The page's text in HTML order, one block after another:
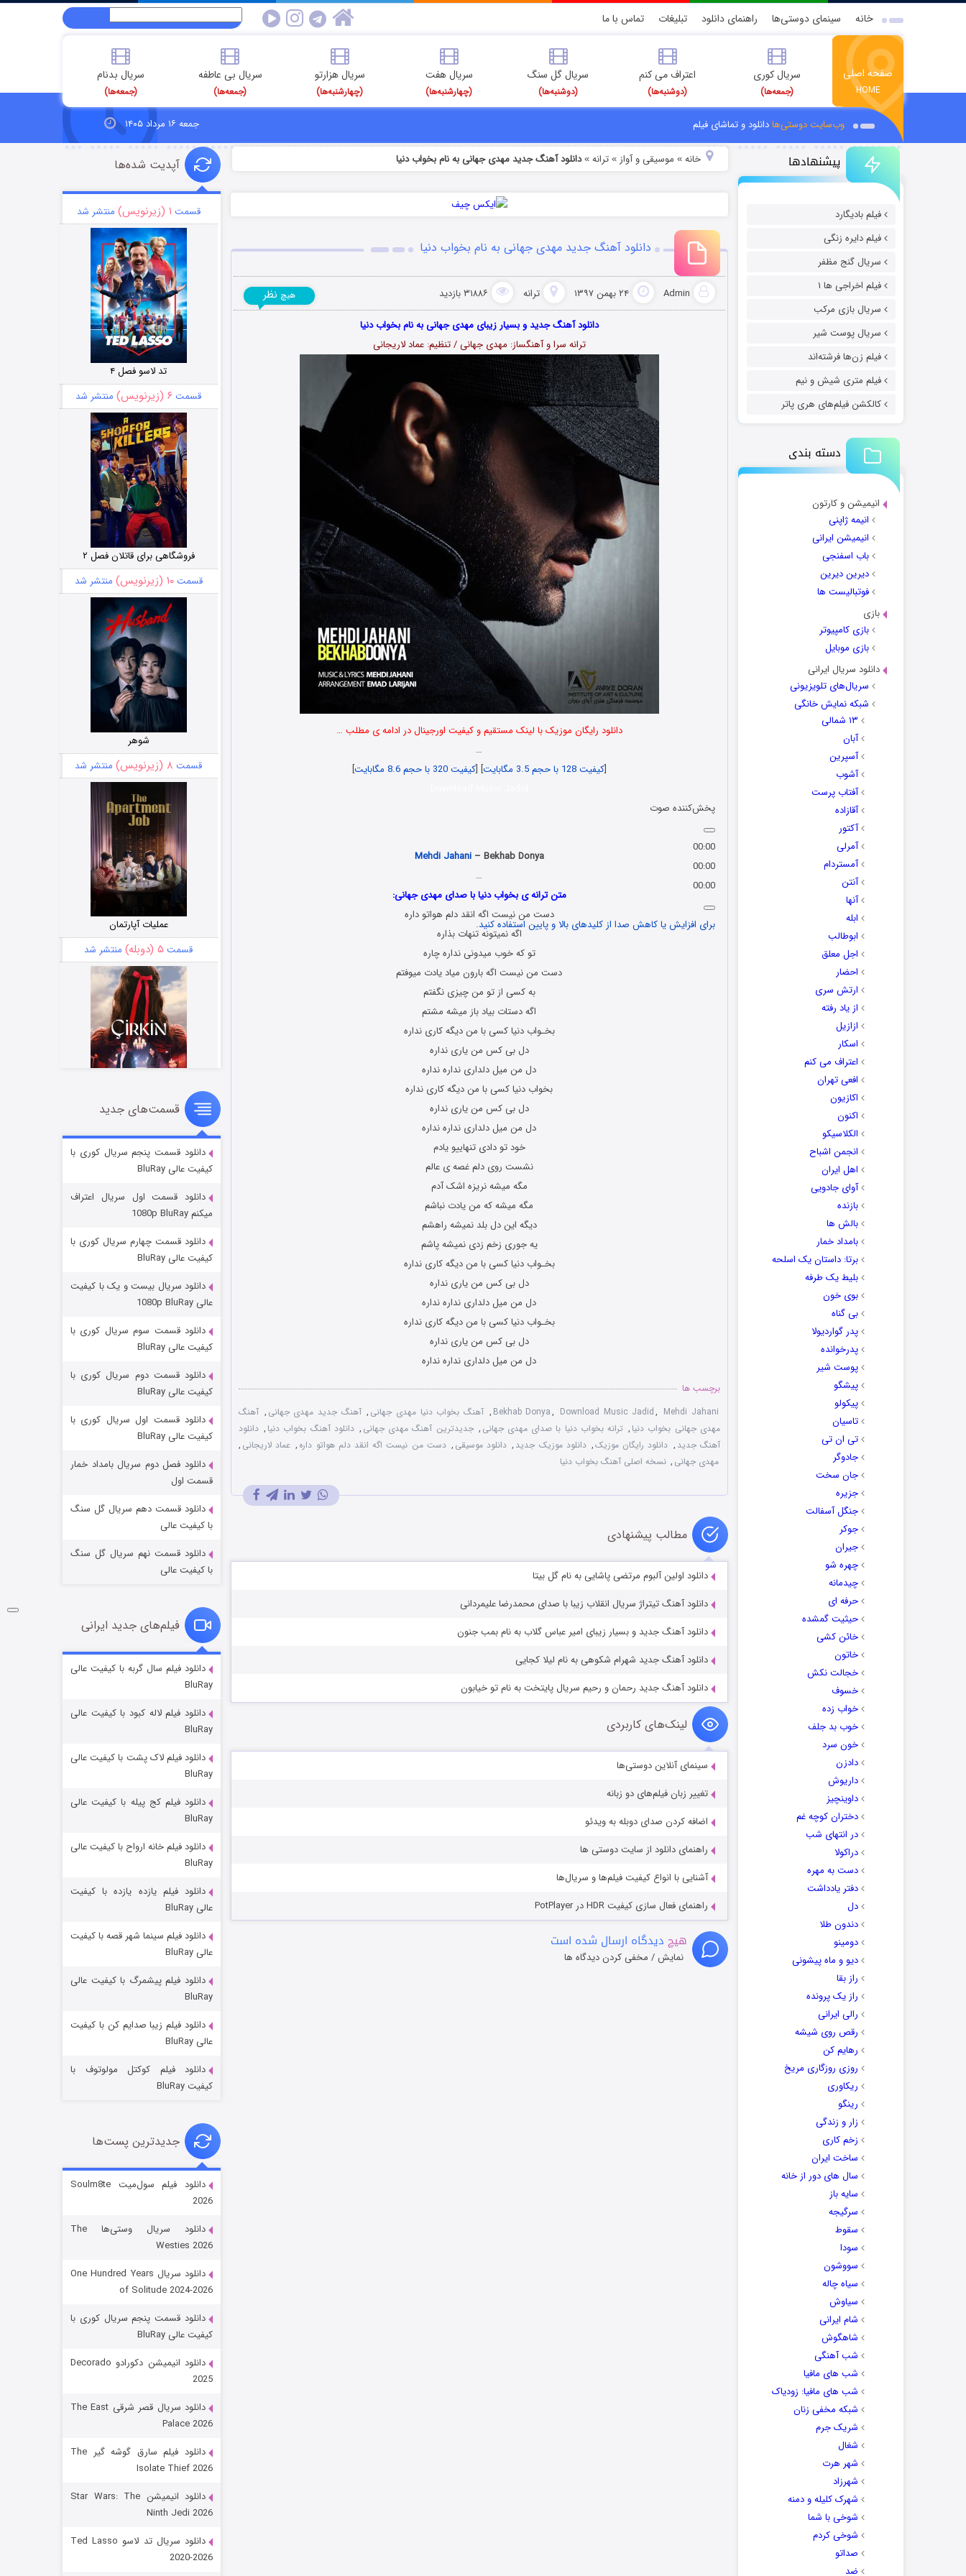
خانه سینمای دوستی‌ها راهنمای دانلود تبلیغات تماس با ما
صفحه اصلی
HOME
سریال کوری
(جمعه‌ها)
اعتراف می کنم
(دوشنبه‌ها)
سریال گل سنگ
(دوشنبه‌ها)
سریال هفت
(چهارشنبه‌ها)
سریال هزارتو
(چهارشنبه‌ها)
سریال بی عاطفه
(جمعه‌ها)
سریال بدنام
(جمعه‌ها)
وب‌سایت دوستی‌هادانلود و تماشای فیلم جمعه ۱۶ مرداد ۱۴۰۵
پیشنهادها
فیلم بادیگارد
فیلم دایره زنگی
سریال گنج مظفر
فیلم اخراجی ها ۱
سریال بازی مرکب
سریال پوست شیر
فیلم زن‌ها فرشته‌اند
فیلم متری شیش و نیم
کالکشن فیلم‌های هری پاتر
دسته بندی
انیمیشن و کارتون
انیمه ژاپنی
انیمیشن ایرانی
باب اسفنجی
دیرین دیرین
فوتبالیست ها
بازی
بازی کامپیوتر
بازی موبایل
دانلود سریال ایرانی
سریال‌های تلویزیونی
شبکه نمایش خانگی
۱۳ شمالی
آبان
آسپرین
آشوب
آفتاب پرست
آقازاده
آکتور
آمرلی
آمستردام
آنتن
آنها
ابله
ابوطالب
اجل معلق
احضار
ارتش سری
از یاد رفته
ازازیل
اسکار
اعتراف می کنم
افعی تهران
اکازیون
اکنون
الکلاسیکو
انجمن اشباح
اهل ایران
آوای جادویی
بازنده
بالش ها
بامداد خمار
برتا: داستان یک اسلحه
بلیط یک‌‌ طرفه
بوی خون
بی گناه
پدر گواردیولا
پدرخوانده
پوست شیر
پیشگو
پیکولو
تاسیان
تی ان تی
جادوگر
جان سخت
جزیره
جنگل آسفالت
جوکر
جیران
چهره شو
چیدمانه
حرفه ای
حیثیت گمشده
خائن کشی
خاتون
خجالت نکش
خسوف
خواب زده
خوب بد جلف
خون سرد
دادزن
داریوش
داوینچیز
دختران کوچه غم
در انتهای شب
دراکولا
دست به مهره
دفتر یادداشت
دل
دندون طلا
دومینو
دیو و ماه پیشونی
راز بقا
راز یک پرونده
رالی ایرانی
رقص روی شیشه
رهایم کن
روزی روزگاری مریخ
ریکاوری
رینگو
زار و زندگی
زخم کاری
ساخت ایران
سال های دور از خانه
سایه باز
سرگیجه
سقوط
سودا
سووشون
سیاه چاله
سیاوش
شام ایرانی
شاهگوش
شب آهنگی
شب های مافیا
شب های مافیا: زودیاک
شبکه مخفی زنان
شریک جرم
شغال
شهر هرت
شهرزاد
شهرک کلیله و دمنه
شوخی با شما
شوخی کردم
صداتو
ضد
خانه» موسیقی و آواز » ترانه»دانلود آهنگ جدید مهدی جهانی به نام بخواب دنیا
دانلود آهنگ جدید مهدی جهانی به نام بخواب دنیا
Admin ۲۴ بهمن ۱۳۹۷ ترانه ۳۱۸۸۶ بازدید هیچ نظر
دانلود آهنگ جدید و بسیار زیبای مهدی جهانی به نام بخواب دنیا
ترانه سرا و آهنگساز: مهدی جهانی / تنظیم: عماد لاریجانی
دانلود رایگان موزیک با لینک مستقیم و کیفیت اورجینال در ادامه ی مطلب …
…
[کیفیت 128 با حجم 3.5 مگابایت ] [کیفیت 320 با حجم 8.6 مگابایت
]
پخش‌کننده صوت
00:00
00:00
00:00
برای افزایش یا کاهش صدا از کلیدهای بالا و پایین استفاده کنید.
Mehdi Jahani– Bekhab Donya
…
متن ترانه ی بخواب دنیا با صدای مهدی جهانی:
دست من نیست اگه انقد دلم هواتو داره
اگه نمیتونه تنهات بذاره
تو که خوب میدونی نداره چاره
دست من نیست اگه بارون میاد یادت میوفتم
به کسی از تو من چیزی نگفتم
اگه دستات بیاد باز میشه مشتم
بخـواب دنیا کسی با من دیگه کاری نداره
دل بی کس من یاری نداره
دل من میل دلداری نداره نداره
بخواب دنیا کسی با من دیگه کاری نداره
دل بی کس من یاری نداره
دل من میل دلداری نداره نداره
خود تو دادی تنهاییو یادم
نشست روی دلم غصه ی عالم
مگه میشه نریزه اشک آدم
مگه میشه که من یادت نباشم
دیگه این دل بلد نمیشه راهشم
یه جوری زخم زدی نمیشه پاشم
بخـواب دنیا کسی با من دیگه کاری نداره
دل بی کس من یاری نداره
دل من میل دلداری نداره نداره
بخـواب دنیا کسی با من دیگه کاری نداره
دل بی کس من یاری نداره
دل من میل دلداری نداره نداره
برچسب ها
Bekhab Donya, Download Music Jadid, Mehdi Jahani
, آهنگ بخواب دنیا مهدی جهانی , آهنگ جدید مهدی جهانی , آهنگ
مهدی جهانی بخواب دنیا , ترانه بخواب دنیا با صدای مهدی جهانی , جدیدترین آهنگ مهدی جهانی , دانلود آهنگ بخواب دنیا , دانلود
آهنگ جدید , دانلود رایگان موزیک, دانلود موزیک جدید , دانلود موسیقی , دست من نیست اگه انقد دلم هواتو داره , عماد لاریجانی ,
مهدی جهانی , نسخه اصلی آهنگ بخواب دنیا
مطالب پیشنهادی
دانلود اولین آلبوم مرتضی پاشایی به نام گل بیتا
دانلود آهنگ تیتراژ سریال انقلاب زیبا با صدای محمدرضا علیمردانی
دانلود آهنگ جدید و بسیار زیبای امیر عباس گلاب به نام بمب جنون
دانلود آهنگ جدید شهرام شکوهی به نام لیلا کجایی
دانلود آهنگ جدید رحمان و رحیم سریال پایتخت به نام تو خیابون
لینک‌های کاربردی
سینمای آنلاین دوستی‌ها
تغییر زبان فیلم‌های دو زبانه
اضافه کردن صدای دوبله به ویدئو
راهنمای دانلود از سایت دوستی ها
آشنایی با انواع کیفیت فیلم‌ها و سریال‌ها
راهنمای فعال سازی کیفیت HDR در PotPlayer
هیچ دیدگاه ارسال شده است
نمایش / مخفی کردن دیدگاه ها
آپدیت شده‌ها
قسمت ۱ (زیرنویس) منتشر شد
تد لاسو فصل ۴
قسمت ۶ (زیرنویس) منتشر شد
فروشگاهی برای قاتلان فصل ۲
قسمت۱۰ (زیرنویس) منتشر شد
شوهر
قسمت ۸ (زیرنویس) منتشر شد
عملیات آپارتمان
قسمت ۵ (دوبله) منتشر شد
سریال زشت
قسمت۲ (زیرنویس) منتشر شد
مردگان متحرک: شهر مرده ۳
شکست استوارت در نجات جهان
قسمت ۷ (زیرنویس) منتشر شد
شوگر فصل ۲
قسمت
خاندان اژدها فصل ۳
جادوگری در مغولستان
قسمت۶ (زیرنویس)
رویایی برای تو
قسمت۱۵ (دوبله)
قسمت‌های جدید
دانلود قسمت پنجم سریال کوری با
کیفیت عالی BluRay
دانلود قسمت اول سریال اعتراف
میکنم 1080p BluRay
دانلود قسمت چهارم سریال کوری با
کیفیت عالی BluRay
دانلود سریال بیست و یک با کیفیت
عالی 1080p BluRay
دانلود قسمت سوم سریال کوری با
کیفیت عالی BluRay
دانلود قسمت دوم سریال کوری با
کیفیت عالی BluRay
دانلود قسمت اول سریال کوری با
کیفیت عالی BluRay
دانلود فصل دوم سریال بامداد خمار
قسمت اول
دانلود قسمت دهم سریال گل سنگ
با کیفیت عالی
دانلود قسمت نهم سریال گل سنگ
با کیفیت عالی
فیلم‌های جدید ایرانی
دانلود فیلم سال گربه با کیفیت عالی
BluRay
دانلود فیلم لاله کبود با کیفیت عالی
BluRay
دانلود فیلم لاک پشت با کیفیت عالی
BluRay
دانلود فیلم کج‌ پیله با کیفیت عالی
BluRay
دانلود فیلم خانه ارواح با کیفیت عالی
BluRay
دانلود فیلم یازده یازده با کیفیت
عالی BluRay
دانلود فیلم سینما شهر قصه با کیفیت
عالی BluRay
دانلود فیلم پیشمرگ با کیفیت عالی
BluRay
دانلود فیلم زیبا صدایم کن با کیفیت
عالی BluRay
دانلود فیلم کوکتل مولوتوف با
کیفیت BluRay
جدیدترین پست‌ها
دانلود فیلم سول‌میت Soulm8te
2026
دانلود سریال وستی‌ها The
Westies 2026
دانلود سریال One Hundred Years
of Solitude 2024-2026
دانلود قسمت پنجم سریال کوری با
کیفیت عالی BluRay
دانلود انیمیشن دکورادو Decorado
2025
دانلود سریال قصر شرقی The East
Palace 2026
دانلود فیلم سارق گوشه گیر The
Isolate Thief 2026
دانلود انیمیشن Star Wars: The
Ninth Jedi 2026
دانلود سریال تد لاسو Ted Lasso
2020-2026